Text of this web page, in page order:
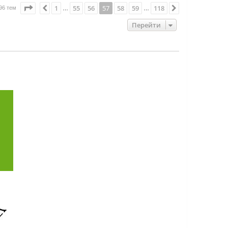
тем Страница 57из 118
Пред.
1 … 55 56 57 58 59 … 118
Перейти